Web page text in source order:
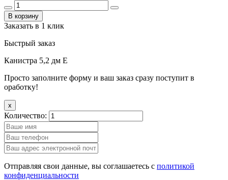
В корзину
Заказать в 1 клик
Быстрый заказ
Канистра 5,2 дм Е
Просто заполните форму и ваш заказ сразу поступит в
оработку!
x
Количество:
Отправляя свои данные, вы соглашаетесь с политикой
конфиденциальности